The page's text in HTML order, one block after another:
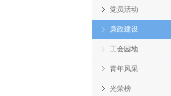
党员活动
廉政建设
工会园地
青年风采
光荣榜